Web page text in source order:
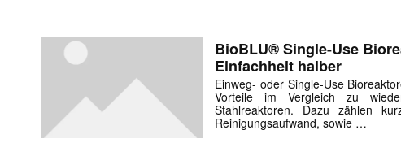
BioBLU® Single-Use
Einfachheit halber
Einweg- oder Single-Use
Vorteile im Vergleich zu
Stahlreaktoren. Dazu zählen
Reinigungsaufwand, sowie …